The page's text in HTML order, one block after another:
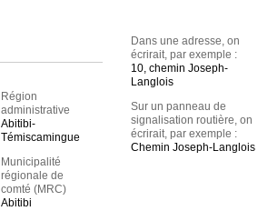
Région
administrative
Abitibi-
Témiscamingue
Municipalité
régionale de
comté (MRC)
Abitibi
Dans une adresse, on
écrirait, par exemple :
10, chemin Joseph-
Langlois
Sur un panneau de
signalisation routière, on
écrirait, par exemple :
Chemin Joseph-Langlois